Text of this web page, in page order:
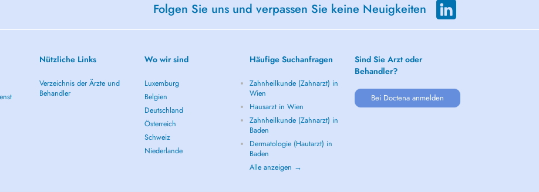
Folgen Sie uns und verpassen Sie keine Neuigkeiten
Nützliche Links
Verzeichnis der Ärzte und
Behandler
Wo wir sind
Luxemburg
Belgien
Deutschland
Österreich
Schweiz
Niederlande
Häufige Suchanfragen
Zahnheilkunde (Zahnarzt) in
Wien
Hausarzt in Wien
Zahnheilkunde (Zahnarzt) in
Baden
Dermatologie (Hautarzt) in
Baden
Alle anzeigen →
Sind Sie Arzt oder
Behandler?
Bei Doctena anmelden